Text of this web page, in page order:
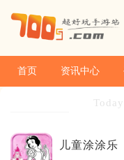
首页 资讯中心
儿童涂涂乐